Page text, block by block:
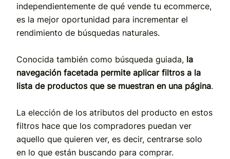
independientemente de qué vende tu ecommerce,
es la mejor oportunidad para incrementar el
rendimiento de búsquedas naturales.
Conocida también como búsqueda guiada, la
navegación facetada permite aplicar filtros a la
lista de productos que se muestran en una página.
La elección de los atributos del producto en estos
filtros hace que los compradores puedan ver
aquello que quieren ver, es decir, centrarse solo
en lo que están buscando para comprar.